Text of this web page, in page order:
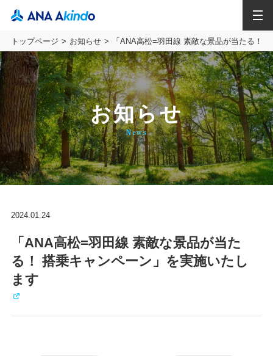
トップページ お知らせ 「ANA高松=羽田線 素敵な景品が当たる！
お知らせ
News
2024.01.24
「ANA高松=羽田線 素敵な景品が当た
る！ 搭乗キャンペーン」を実施いたし
ます